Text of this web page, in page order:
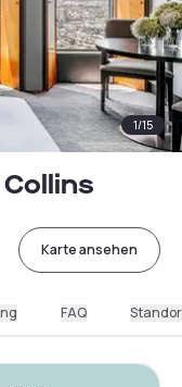
1/15
Karte ansehen
FAQ